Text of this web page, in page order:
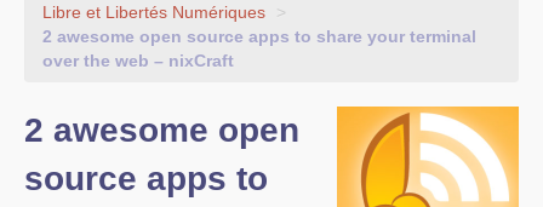
Nos Activités
Contact
Les antennes
Libre et Libertés Numériques
>
2 awesome open source apps to share your terminal
over the web – nixCraft
2 awesome open
source apps to